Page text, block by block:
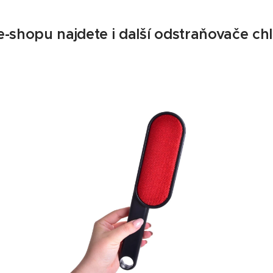
shopu najdete i další odstraňovače